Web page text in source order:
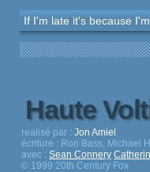
If I'm late it's because I'm
Haute
realisé par : Jon Amiel
écriture : Ron Bass, Michael
avec : Sean Connery
© 1999 20th Century Fox